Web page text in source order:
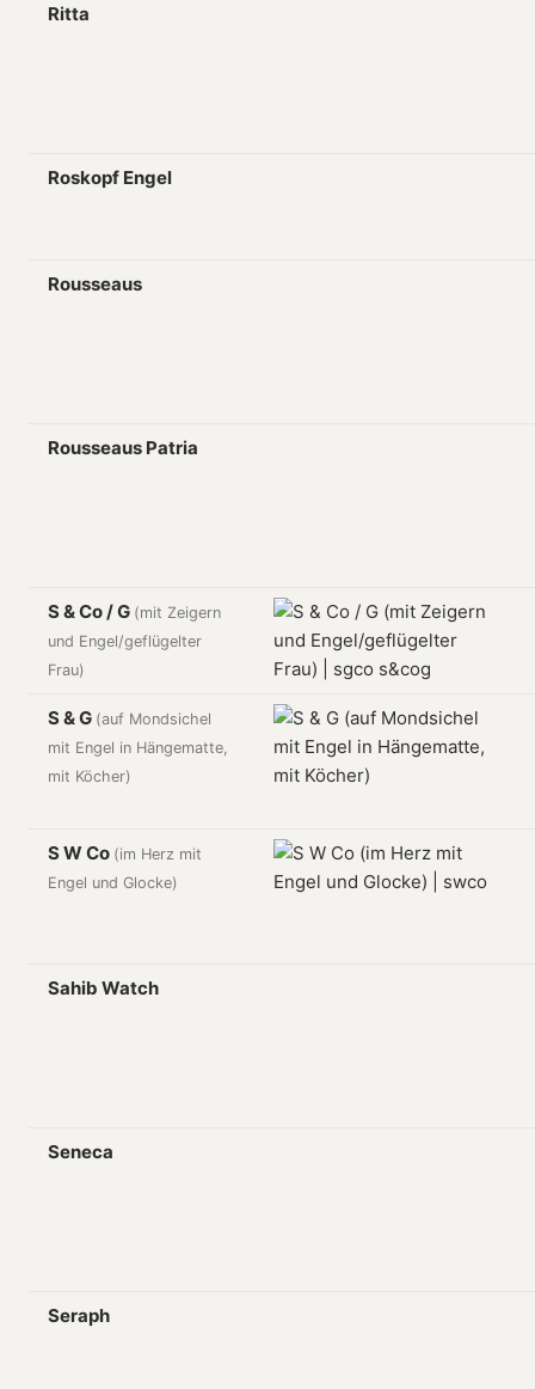
Ritta
Roskopf Engel
Rousseaus
Rousseaus Patria
S & Co / G (mit Zeigern
und Engel/geflügelter
Frau)
S & G (auf Mondsichel
mit Engel in Hängematte,
mit Köcher)
S W Co (im Herz mit
Engel und Glocke)
Sahib Watch
Seneca
Seraph